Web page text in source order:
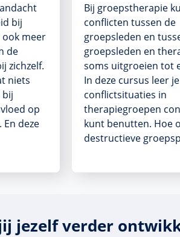
bij
meer
de
zichzelf.
niets
op
En deze
Bij groepstherapie
conflicten tussen de
groepsleden en
groepsleden en
soms uitgroeien tot
In deze cursus leer
conflictsituaties in
therapiegroepen
kunt benutten. Hoe
destructieve
jezelf verder